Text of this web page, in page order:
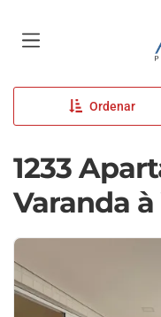
Ordenar
1233
Varanda